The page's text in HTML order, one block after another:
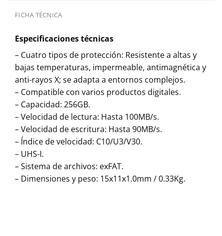
FICHA TÉCNICA
Especificaciones técnicas
– Cuatro tipos de protección: Resistente a altas y
bajas temperaturas, impermeable, antimagnética y
anti-rayos X; se adapta a entornos complejos.
– Compatible con varios productos digitales.
– Capacidad: 256GB.
– Velocidad de lectura: Hasta 100MB/s.
– Velocidad de escritura: Hasta 90MB/s.
– Índice de velocidad: C10/U3/V30.
– UHS-I.
– Sistema de archivos: exFAT.
– Dimensiones y peso: 15x11x1.0mm / 0.33Kg.